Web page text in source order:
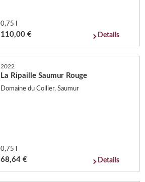
0,75 l
110,00 € Details
2022
La Ripaille Saumur Rouge
Domaine du Collier, Saumur
0,75 l
68,64 € Details